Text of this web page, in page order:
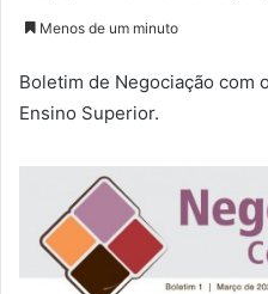
Menos de um minuto
Boletim de Negociação com
Ensino Superior.